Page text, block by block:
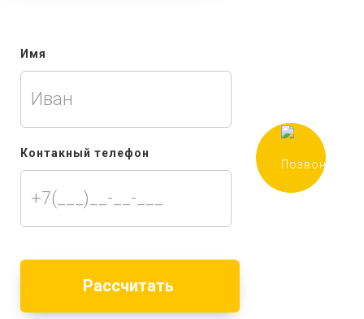
Имя
Контакный телефон